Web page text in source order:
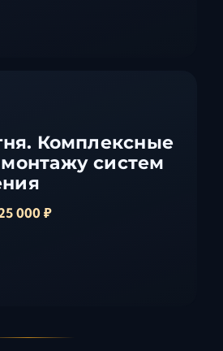
Комплексные
систем
000 ₽